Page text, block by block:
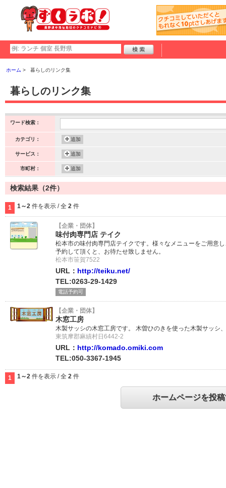
ホーム 暮らしのリンク集
暮らしのリンク集
ワード検索：
カテゴリ： 追加
サービス： 追加
市町村： 追加
検索結果（2件）
1 1～2 件を表示 / 全 2 件
【企業・団体】
味付肉専門店 テイク
松本市の味付肉専門店テイクです。様々なメニューをご用意
予約して頂くと、お待たせ致しません。
松本市笹賀7522
URL： http://teiku.net/
TEL:0263-29-1429
電話予約可
【企業・団体】
木窓工房
木製サッシの木窓工房です。 木曽ひのきを使った木製サッシ
東筑摩郡麻績村日6442-2
URL： http://komado.omiki.com
TEL:050-3367-1945
1 1～2 件を表示 / 全 2 件
ホームページを投